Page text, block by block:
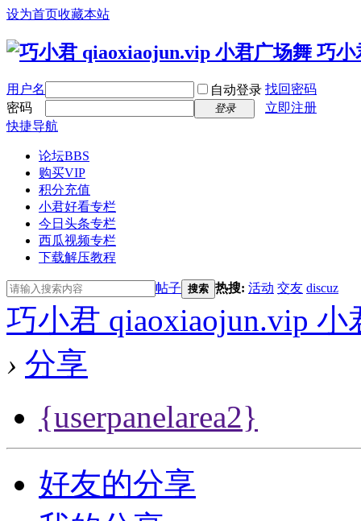
设为首页收藏本站
用户名 自动登录 找回密码
密码
登录
立即注册
快捷导航
论坛BBS
购买VIP
积分充值
小君好看专栏
今日头条专栏
西瓜视频专栏
下载解压教程
帖子 搜索 热搜: 活动 交友 discuz
巧小君 qiaoxiaojun.vip
› 分享
{userpanelarea2}
好友的分享